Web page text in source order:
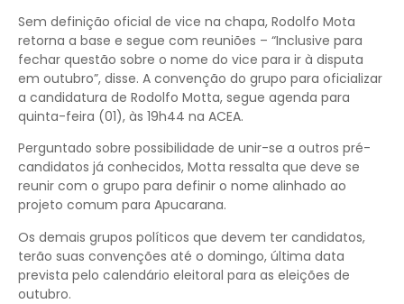
Sem definição oficial de vice na chapa, Rodolfo Mota
retorna a base e segue com reuniões – “Inclusive para
fechar questão sobre o nome do vice para ir à disputa
em outubro”, disse. A convenção do grupo para oficializar
a candidatura de Rodolfo Motta, segue agenda para
quinta-feira (01), às 19h44 na ACEA.
Perguntado sobre possibilidade de unir-se a outros pré-
candidatos já conhecidos, Motta ressalta que deve se
reunir com o grupo para definir o nome alinhado ao
projeto comum para Apucarana.
Os demais grupos políticos que devem ter candidatos,
terão suas convenções até o domingo, última data
prevista pelo calendário eleitoral para as eleições de
outubro.